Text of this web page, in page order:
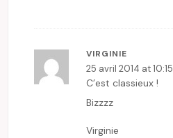
VIRGINIE
25 avril 2014 at 10:15
C’est classieux !
Bizzzz
Virginie